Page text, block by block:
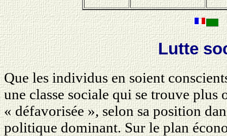
Lutte
Que les individus en soient
une classe sociale qui se trouve
« défavorisée », selon sa position
politique dominant. Sur le plan